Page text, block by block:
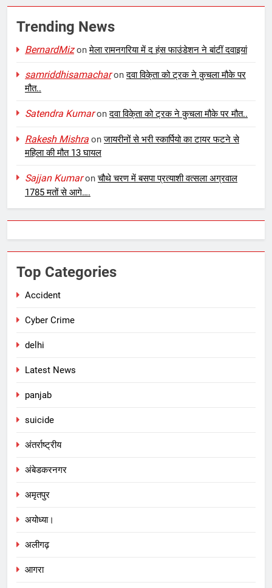
Trending News
BernardMizonमेला रामनगरिया में द हंस फाउंडेशन ने बांटीं दवाइयां
samriddhisamacharonदवा विके्ता को ट्रक ने कुचला मौके पर
मौत..
Satendra Kumaronदवा विके्ता को ट्रक ने कुचला मौके पर मौत..
Rakesh Mishra onजायरीनों से भरी स्कार्पियो का टायर फटने से
महिला की मौत 13 घायल
Sajjan Kumaronचौथे चरण में बसपा प्रत्याशी वत्सला अग्रवाल
1785 मतों से आगे….
Top Categories
Accident
Cyber Crime
delhi
Latest News
panjab
suicide
अंतर्राष्ट्रीय
अंबेडकरनगर
अमृतपुर
अयोध्या।
अलीगढ़
आगरा